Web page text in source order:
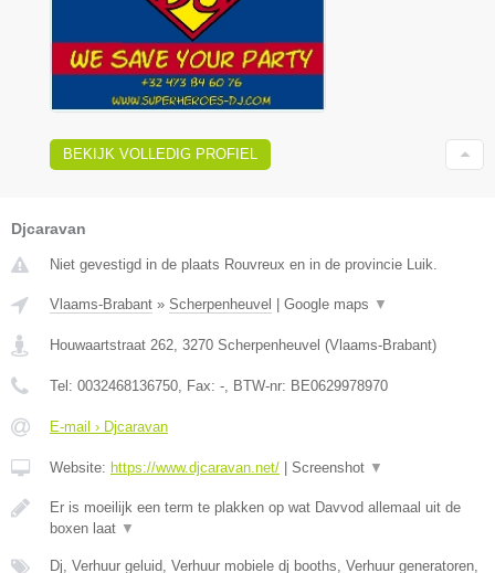
BEKIJK VOLLEDIG PROFIEL
Djcaravan
Niet gevestigd in de plaats Rouvreux en in de provincie Luik.
Vlaams-Brabant » Scherpenheuvel Google maps ▼
Houwaartstraat 262, 3270 Scherpenheuvel (Vlaams-Brabant)
Tel: 0032468136750, Fax: -, BTW-nr: BE0629978970
E-mail › Djcaravan
Website: https://www.djcaravan.net/ Screenshot ▼
Er is moeilijk een term te plakken op wat Davvod allemaal uit de
boxen laat ▼
Dj, Verhuur geluid, Verhuur mobiele dj booths, Verhuur generatoren,